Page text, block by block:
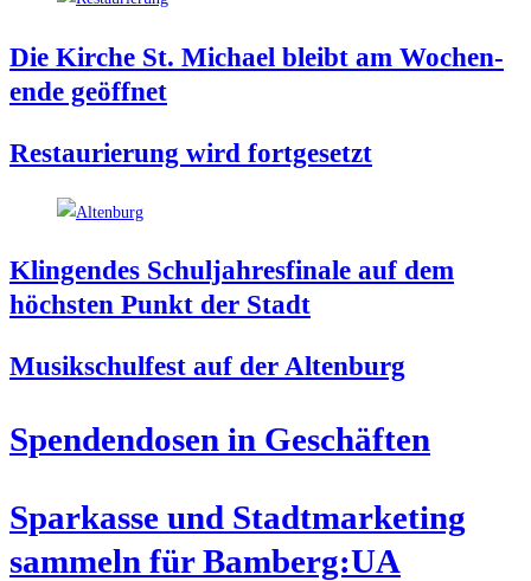
Die Kir­che St. Micha­el bleibt am Wochen­
en­de geöffnet
Restau­rie­rung wird fortgesetzt
Klin­gen­des Schul­jah­res­fi­na­le auf dem
höchs­ten Punkt der Stadt
Musik­schul­fest auf der Altenburg
Spen­den­do­sen in Geschäften
Spar­kas­se und Stadt­mar­ke­ting
sam­meln für Bamberg:UA